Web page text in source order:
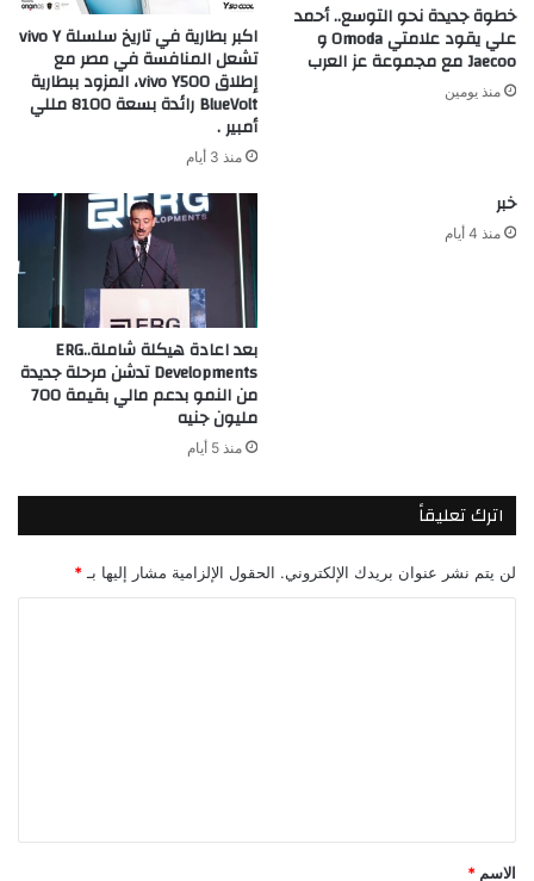
خطوة جديدة نحو التوسع.. أحمد
علي يقود علامتي Omoda و
Jaecoo مع مجموعة عز العرب
منذ يومين
اكبر بطارية في تاريخ سلسلة vivo Y
تشعل المنافسة في مصر مع
إطلاق vivo Y500، المزود ببطارية
BlueVolt رائدة بسعة 8100 مللي
أمبير .
منذ 3 أيام
خبر
منذ 4 أيام
بعد اعادة هيكلة شاملة..ERG
Developments تدشن مرحلة جديدة
من النمو بدعم مالي بقيمة 700
مليون جنيه
منذ 5 أيام
اترك تعليقاً
لن يتم نشر عنوان بريدك الإلكتروني. الحقول الإلزامية مشار إليها بـ *
*
الاسم *